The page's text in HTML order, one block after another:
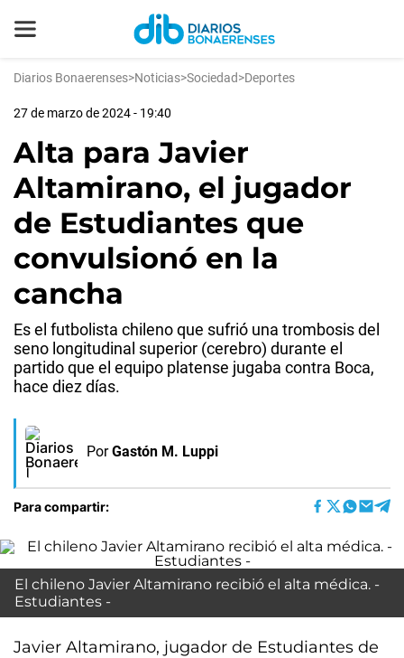
Diarios Bonaerenses>Noticias>Sociedad>Deportes
27 de marzo de 2024 - 19:40
Alta para Javier
Altamirano, el jugador
de Estudiantes que
convulsionó en la
cancha
Es el futbolista chileno que sufrió una trombosis del
seno longitudinal superior (cerebro) durante el
partido que el equipo platense jugaba contra Boca,
hace diez días.
Por Gastón M. Luppi
Para compartir:
El chileno Javier Altamirano recibió el alta médica. -
Estudiantes -
Javier Altamirano, jugador de Estudiantes de